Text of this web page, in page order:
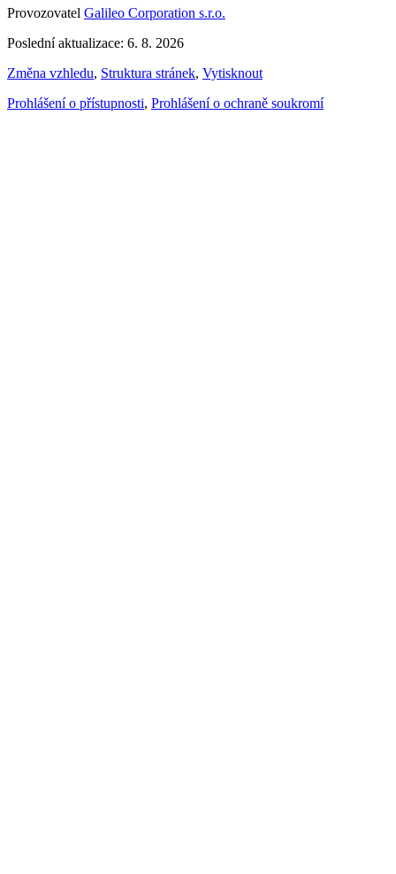
Provozovatel Galileo Corporation s.r.o.
Poslední aktualizace: 6. 8. 2026
Změna vzhledu, Struktura stránek, Vytisknout
Prohlášení o přístupnosti, Prohlášení o ochraně soukromí